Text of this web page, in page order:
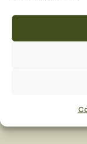
VERLENG
TUIN MET